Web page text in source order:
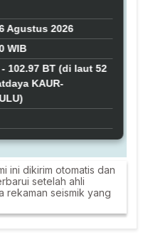
ini dikirim otomatis dan
setelah ahli
rekaman seismik yang